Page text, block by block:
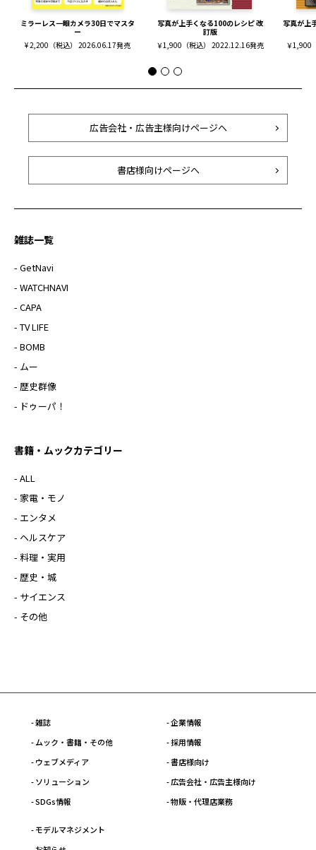
ミラーレス一眼カメラ30日でマスタ
ー
¥ 2,200（税込） 2026.06.17発売
写真が上手くなる100のレシピ 改
訂版
￥1,900（税込） 2022.12.16発売
写真が上
￥1,900
広告会社・広告主様向けページへ
書店様向けページへ
雑誌一覧
- GetNavi
- WATCHNAVI
- CAPA
- TV LIFE
- BOMB
- ムー
- 歴史群像
- ドゥーパ！
書籍・ムックカテゴリー
- ALL
- 家電・モノ
- エンタメ
- ヘルスケア
- 料理・実用
- 歴史・城
- サイエンス
- その他
- 雑誌
- ムック・書籍・その他
- ウェブメディア
- ソリューション
- SDGs情報
- 企業情報
- 採用情報
- 書店様向け
- 広告会社・広告主様向け
- 物販・代理店業務
- モデルマネジメント